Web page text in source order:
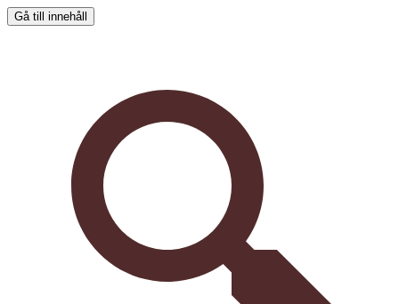
Gå till innehåll